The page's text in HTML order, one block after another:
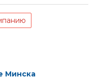
Минска